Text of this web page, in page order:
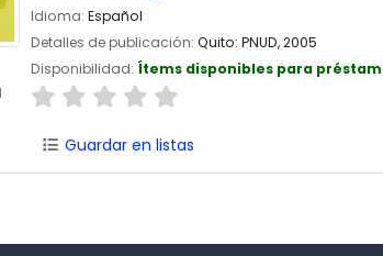
Idioma: Español
Detalles de publicación: Quito: PNUD,2005
Disponibilidad: Ítems disponibles para
Guardar en listas